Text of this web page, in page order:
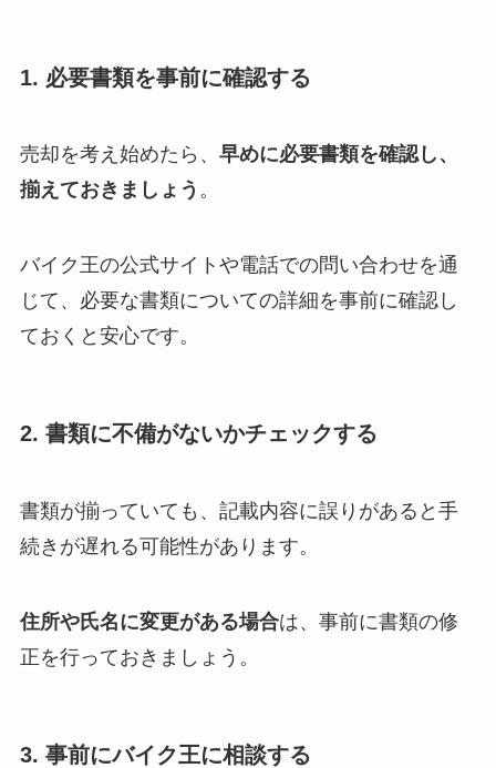
1. 必要書類を事前に確認する
売却を考え始めたら、 早めに必要書類を確認し、
揃えておきましょう 。
バイク王の公式サイトや電話での問い合わせを通
じて、必要な書類についての詳細を事前に確認し
ておくと安心です。
2. 書類に不備がないかチェックする
書類が揃っていても、記載内容に誤りがあると手
続きが遅れる可能性があります。
住所や氏名に変更がある場合は、事前に書類の修
正を行っておきましょう。
3. 事前にバイク王に相談する